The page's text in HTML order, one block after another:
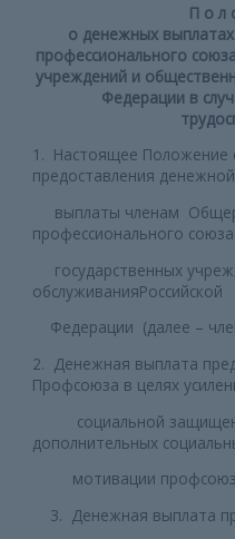
П о л
о денежных
профессионального
учреждений и
Федерации в
1. Настоящее Положение
предоставления
выплаты членам
профессионального
государственных
Федерации (далее –
2. Денежная выплата
Профсоюза в целях
социальной
дополнительных
мотивации
3. Денежная выплата